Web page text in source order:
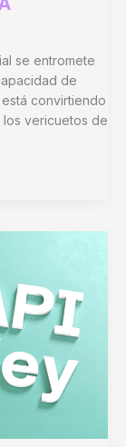
se entromete
de
convirtiendo
los vericuetos de